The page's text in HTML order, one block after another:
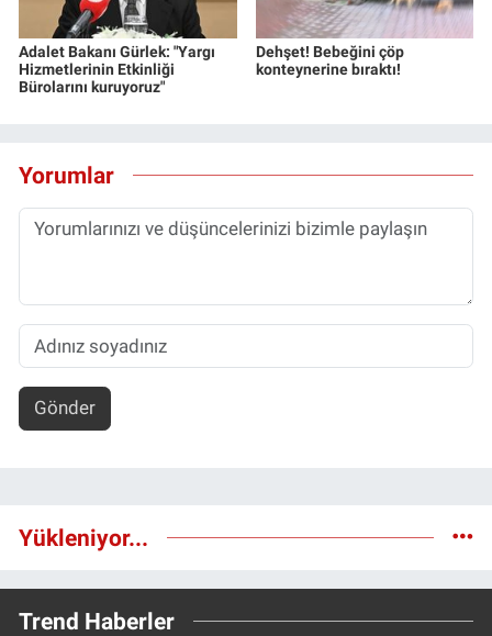
Adalet Bakanı Gürlek: "Yargı
Hizmetlerinin Etkinliği
Bürolarını kuruyoruz"
Dehşet! Bebeğini çöp
konteynerine bıraktı!
Yorumlar
Gönder
Yükleniyor...
Trend Haberler